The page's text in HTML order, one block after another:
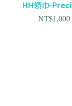
HH領巾-
NT$1,000